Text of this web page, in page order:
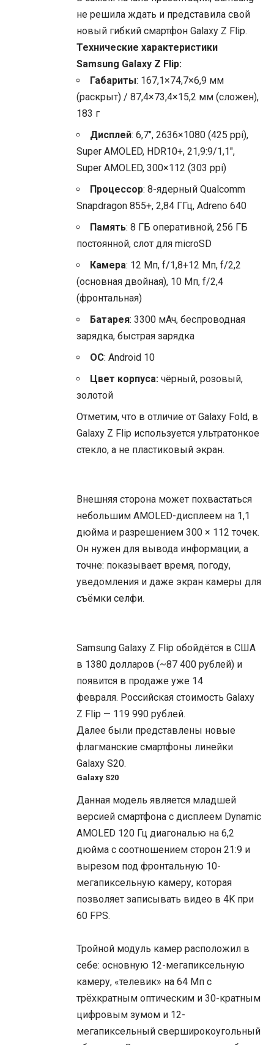
не решила ждать и представила свой
новый гибкий смартфон Galaxy Z Flip.
Технические характеристики
Samsung Galaxy Z Flip:
Габариты: 167,1×74,7×6,9 мм
(раскрыт) / 87,4×73,4×15,2 мм (сложен),
183 г
Дисплей: 6,7″, 2636×1080 (425 ppi),
Super AMOLED, HDR10+, 21,9:9/1,1″,
Super AMOLED, 300×112 (303 ppi)
Процессор: 8-ядерный Qualcomm
Snapdragon 855+, 2,84 ГГц, Adreno 640
Память: 8 ГБ оперативной, 256 ГБ
постоянной, слот для microSD
Камера: 12 Мп, f/1,8+12 Мп, f/2,2
(основная двойная), 10 Мп, f/2,4
(фронтальная)
Батарея: 3300 мАч, беспроводная
зарядка, быстрая зарядка
ОС: Android 10
Цвет корпуса: чёрный, розовый,
золотой
Отметим, что в отличие от Galaxy Fold, в
Galaxy Z Flip используется ультратонкое
стекло, а не пластиковый экран.
Внешняя сторона может похвастаться
небольшим AMOLED-дисплеем на 1,1
дюйма и разрешением 300 × 112 точек.
Он нужен для вывода информации, а
точне: показывает время, погоду,
уведомления и даже экран камеры для
съёмки селфи.
Samsung Galaxy Z Flip обойдётся в США
в 1380 долларов (~87 400 рублей) и
появится в продаже уже 14
февраля. Российская стоимость Galaxy
Z Flip — 119 990 рублей.
Далее были представлены новые
флагманские смартфоны линейки
Galaxy S20.
Galaxy S20
Данная модель является младшей
версией смартфона с дисплеем Dynamic
AMOLED 120 Гц диагональю на 6,2
дюйма с соотношением сторон 21:9 и
вырезом под фронтальную 10-
мегапиксельную камеру, которая
позволяет записывать видео в 4K при
60 FPS.
Тройной модуль камер расположил в
себе: основную 12-мегапиксельную
камеру, «телевик» на 64 Мп с
трёхкратным оптическим и 30-кратным
цифровым зумом и 12-
мегапиксельный сверширокоугольный